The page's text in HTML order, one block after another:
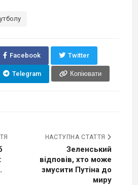
Facebook Twitter
Telegram Копіювати
НАСТУПНА СТАТТЯ
Зеленський
відповів, хто може
змусити Путіна до
миру